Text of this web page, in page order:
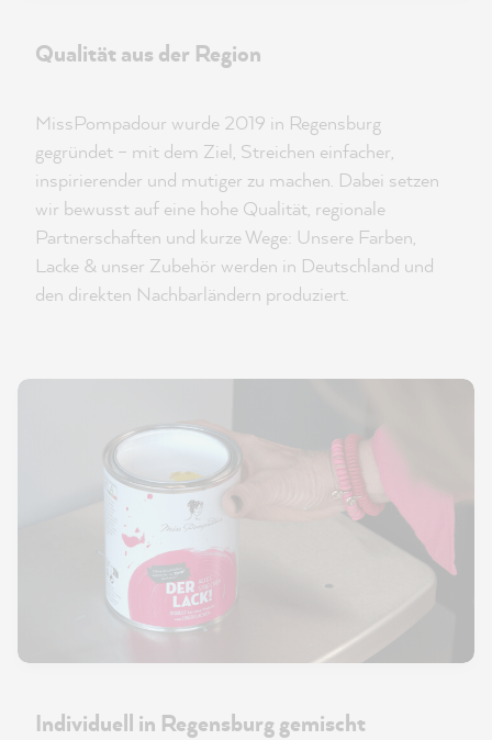
Qualität aus der Region
MissPompadour wurde 2019 in Regensburg
gegründet – mit dem Ziel, Streichen einfacher,
inspirierender und mutiger zu machen. Dabei setzen
wir bewusst auf eine hohe Qualität, regionale
Partnerschaften und kurze Wege: Unsere Farben,
Lacke & unser Zubehör werden in Deutschland und
den direkten Nachbarländern produziert.
Individuell in Regensburg gemischt